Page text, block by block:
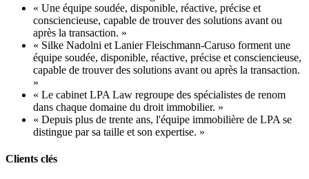
« Une équipe soudée, disponible, réactive, précise et
consciencieuse, capable de trouver des solutions avant ou
après la transaction. »
« Silke Nadolni et Lanier Fleischmann-Caruso forment une
équipe soudée, disponible, réactive, précise et consciencieuse,
capable de trouver des solutions avant ou après la transaction.
»
« Le cabinet LPA Law regroupe des spécialistes de renom
dans chaque domaine du droit immobilier. »
« Depuis plus de trente ans, l'équipe immobilière de LPA se
distingue par sa taille et son expertise. »
Clients clés